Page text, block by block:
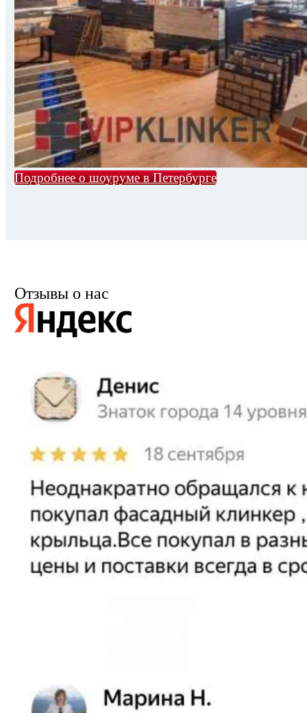
Подробнее о шоуруме в Петербурге
Отзывы о нас